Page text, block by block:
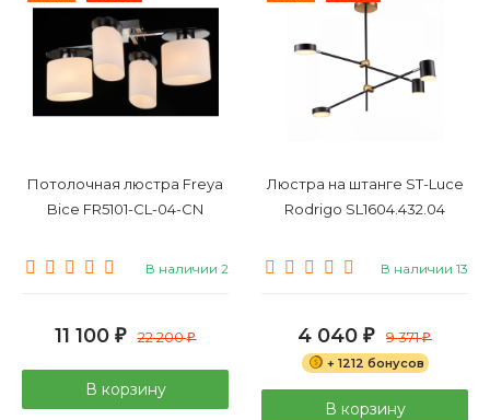
Потолочная люстра Freya
Bice FR5101-CL-04-CN
В наличии 2
11 100 ₽ 22 200₽
В корзину
Люстра на штанге ST-Luce
Rodrigo SL1604.432.04
В наличии 13
4 040 ₽ 9 371₽
+ 1212 бонусов
В корзину